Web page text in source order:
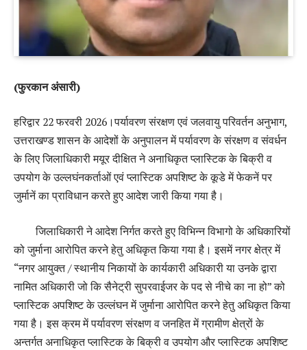
(फुरकान अंसारी)
हरिद्वार 22 फरवरी 2026।पर्यावरण संरक्षण एवं जलवायु परिवर्तन अनुभाग,
उत्तराखण्ड शासन के आदेशों के अनुपालन में पर्यावरण के संरक्षण व संवर्धन
के लिए जिलाधिकारी मयूर दीक्षित ने अनाधिकृत प्लास्टिक के बिक्री व
उपयोग के उल्लघंनकर्ताओं एवं प्लास्टिक अपशिष्ट के कूडे में फेकनें पर
जुर्मानें का प्राविधान करते हुए आदेश जारी किया गया है।
जिलाधिकारी ने आदेश निर्गत करते हुए विभिन्न विभागो के अधिकारियों
को जुर्माना आरोपित करने हेतु अधिकृत किया गया है। इसमें नगर क्षेत्र में
“नगर आयुक्त / स्थानीय निकायों के कार्यकारी अधिकारी या उनके द्वारा
नामित अधिकारी जो कि सैनेट्री सुपरवाईजर के पद से नीचे का ना हो” को
प्लास्टिक अपशिष्ट के उल्लंघन में जुर्माना आरोपित करने हेतु अधिकृत किया
गया है। इस क्रम में पर्यावरण संरक्षण व जनहित में ग्रामीण क्षेत्रों के
अन्तर्गत अनाधिकृत प्लास्टिक के बिक्री व उपयोग और प्लास्टिक अपशिष्ट